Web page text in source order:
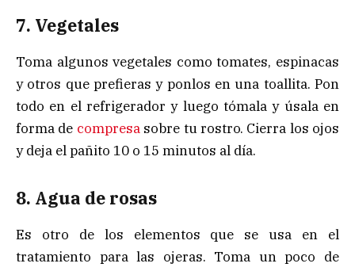
7. Vegetales
Toma algunos vegetales como tomates, espinacas
y otros que prefieras y ponlos en una toallita. Pon
todo en el refrigerador y luego tómala y úsala en
forma de compresa sobre tu rostro. Cierra los ojos
y deja el pañito 10 o 15 minutos al día.
8. Agua de rosas
Es otro de los elementos que se usa en el
tratamiento para las ojeras. Toma un poco de